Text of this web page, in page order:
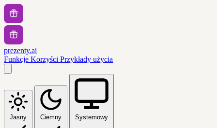
prezenty.ai
Funkcje Korzyści Przykłady użycia
Jasny Ciemny Systemowy